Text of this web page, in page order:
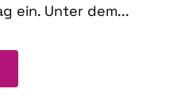
ein. Unter dem...